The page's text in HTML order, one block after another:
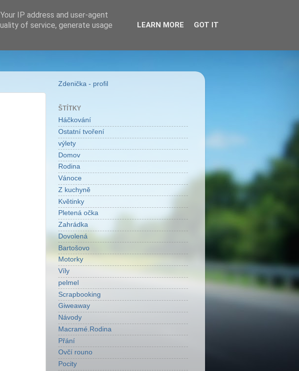
Zdenička - profil
ŠTÍTKY
Háčkování
Ostatní tvoření
výlety
Domov
Rodina
Vánoce
Z kuchyně
Květinky
Pletená očka
Zahrádka
Dovolená
Bartošovo
Motorky
Víly
pelmel
Scrapbooking
Giweaway
Návody
Macramé.Rodina
Přání
Ovčí rouno
Pocity
IP address and user-agent
of service, generate usage
LEARN MORE GOT IT